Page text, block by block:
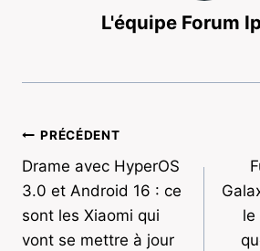
L'équipe Forum
Navigation
de
l’article
PRÉCÉDENT
Drame avec HyperOS
3.0 et Android 16 : ce
sont les Xiaomi qui
vont se mettre à jour
le